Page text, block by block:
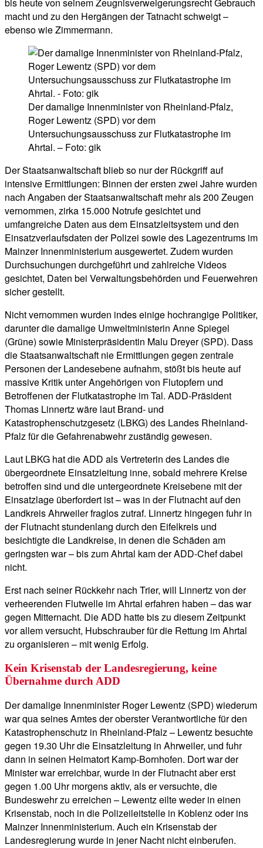
macht und zu den Hergängen der Tatnacht schweigt –
ebenso wie Zimmermann.
Der damalige Innenminister von Rheinland-Pfalz,
Roger Lewentz (SPD) vor dem
Untersuchungsausschuss zur Flutkatastrophe im
Ahrtal. – Foto: gik
Der Staatsanwaltschaft blieb so nur der Rückgriff auf
intensive Ermittlungen: Binnen der ersten zwei Jahre wurden
nach Angaben der Staatsanwaltschaft mehr als 200 Zeugen
vernommen, zirka 15.000 Notrufe gesichtet und
umfangreiche Daten aus dem Einsatzleitsystem und den
Einsatzverlaufsdaten der Polizei sowie des Lagezentrums im
Mainzer Innenministerium ausgewertet. Zudem wurden
Durchsuchungen durchgeführt und zahlreiche Videos
gesichtet, Daten bei Verwaltungsbehörden und Feuerwehren
sicher gestellt.
Nicht vernommen wurden indes einige hochrangige Politiker,
darunter die damalige Umweltministerin Anne Spiegel
(Grüne) sowie Ministerpräsidentin Malu Dreyer (SPD). Dass
die Staatsanwaltschaft nie Ermittlungen gegen zentrale
Personen der Landesebene aufnahm, stößt bis heute auf
massive Kritik unter Angehörigen von Flutopfern und
Betroffenen der Flutkatastrophe im Tal. ADD-Präsident
Thomas Linnertz wäre laut Brand- und
Katastrophenschutzgesetz (LBKG) des Landes Rheinland-
Pfalz für die Gefahrenabwehr zuständig gewesen.
Laut LBKG hat die ADD als Vertreterin des Landes die
übergeordnete Einsatzleitung inne, sobald mehrere Kreise
betroffen sind und die untergeordnete Kreisebene mit der
Einsatzlage überfordert ist – was in der Flutnacht auf den
Landkreis Ahrweiler fraglos zutraf. Linnertz hingegen fuhr in
der Flutnacht stundenlang durch den Eifelkreis und
besichtigte die Landkreise, in denen die Schäden am
geringsten war – bis zum Ahrtal kam der ADD-Chef dabei
nicht.
Erst nach seiner Rückkehr nach Trier, will Linnertz von der
verheerenden Flutwelle im Ahrtal erfahren haben – das war
gegen Mitternacht. Die ADD hatte bis zu diesem Zeitpunkt
vor allem versucht, Hubschrauber für die Rettung im Ahrtal
zu organisieren – mit wenig Erfolg.
Kein Krisenstab der Landesregierung, keine
Übernahme durch ADD
Der damalige Innenminister Roger Lewentz (SPD) wiederum
war qua seines Amtes der oberster Verantwortliche für den
Katastrophenschutz in Rheinland-Pfalz – Lewentz besuchte
gegen 19.30 Uhr die Einsatzleitung in Ahrweiler, und fuhr
dann in seinen Heimatort Kamp-Bornhofen. Dort war der
Minister war erreichbar, wurde in der Flutnacht aber erst
gegen 1.00 Uhr morgens aktiv, als er versuchte, die
Bundeswehr zu erreichen – Lewentz eilte weder in einen
Krisenstab, noch in die Polizeileitstelle in Koblenz oder ins
Mainzer Innenministerium. Auch ein Krisenstab der
Landesregierung wurde in jener Nacht nicht einberufen.